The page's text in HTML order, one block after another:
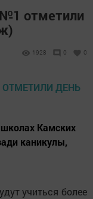
отметили
1928 0 0
Камских
каникулы,
учиться более